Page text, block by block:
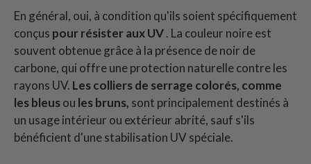
En général, oui, à condition qu'ils soient spécifiquement
conçus pour résister aux UV. La couleur noire est
souvent obtenue grâce à la présence de noir de
carbone, qui offre une protection naturelle contre les
rayons UV. Les colliers de serrage colorés, comme
les bleusou les bruns, sont principalement destinés à
un usage intérieur ou extérieur abrité, sauf s'ils
bénéficient d'une stabilisation UV spéciale.